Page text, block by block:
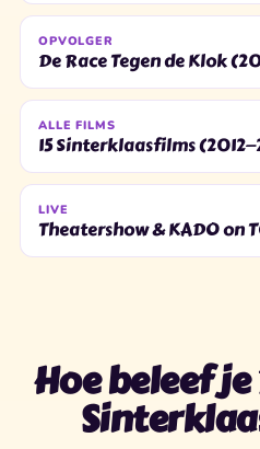
OPVOLGER
De Race Tegen de Klok
ALLE FILMS
15 Sinterklaasfilms
LIVE
Theatershow & KADO on
Hoe beleef